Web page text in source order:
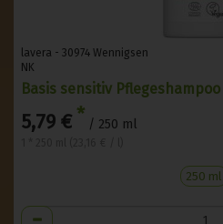
lavera - 30974 Wennigsen
NK
Basis sensitiv
5,79 € * / 250 ml
250 ml
Anzahl